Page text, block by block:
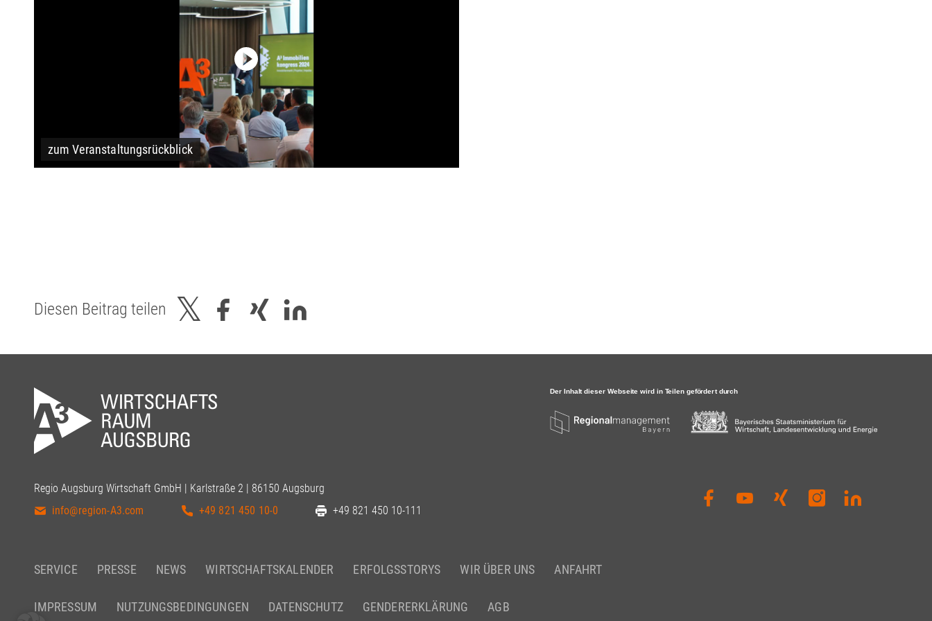
zum Veranstaltungsrückblick
Diesen Beitrag teilen
Regio Augsburg Wirtschaft GmbH | Karlstraße 2 | 86150 Augsburg
info@region-A3.com
+49 821 450 10-0 +49 821 450 10-111
SERVICE PRESSE NEWS WIRTSCHAFTSKALENDER ERFOLGSSTORYS WIR ÜBER UNS ANFAHRT
IMPRESSUM NUTZUNGSBEDINGUNGEN DATENSCHUTZ GENDERERKLÄRUNG AGB